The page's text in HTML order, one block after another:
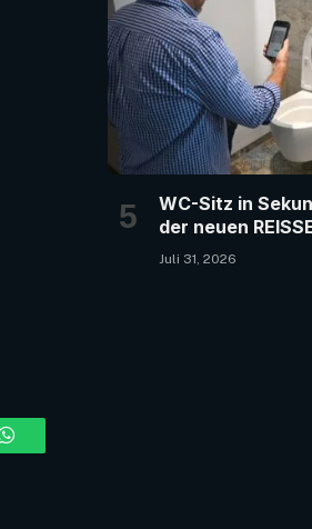
WhatsApp
WC-Sitz in
der neuen
Juli 31, 2026